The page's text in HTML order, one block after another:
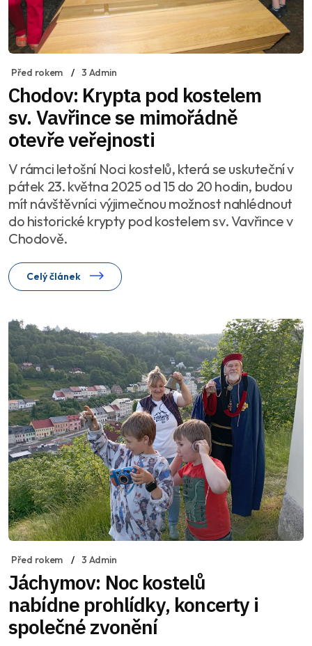
Před rokem 3 Admin
Chodov: Krypta pod kostelem
sv. Vavřince se mimořádně
otevře veřejnosti
V rámci letošní Noci kostelů, která se uskuteční v
pátek 23. května 2025 od 15 do 20 hodin, budou
mít návštěvníci výjimečnou možnost nahlédnout
do historické krypty pod kostelem sv. Vavřince v
Chodově.
Celý článek
Před rokem 3 Admin
Jáchymov: Noc kostelů
nabídne prohlídky, koncerty i
společné zvonění